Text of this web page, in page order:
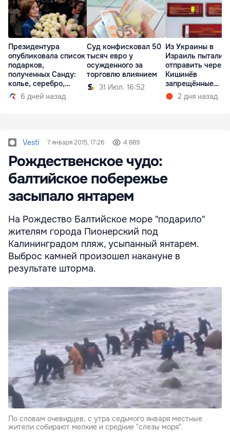
Президентура
опубликовала список
подарков,
полученных Санду:
колье, серебро,
ковер6 дней назад
Суд конфисковал 50
тысяч евро у
осужденного за
торговлю влиянием
31 Июл. 16:52
Из Украины в
Израиль
отправить через
Кишинёв
запрещённые
препараты
2 дня назад
Vesti 7 января 2015, 17:26 4 889
Рождественское чудо:
балтийское побережье
засыпало янтарем
На Рождество Балтийское море "подарило"
жителям города Пионерский под
Калининградом пляж, усыпанный янтарем.
Выброс камней произошел накануне в
результате шторма.
По словам очевидцев, с утра седьмого января местные
жители собирают мелкие и средние "слезы моря".